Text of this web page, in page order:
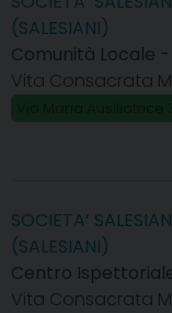
(SALESIANI)
Comunità Locale
Vita Consacrata
SOCIETA’
(SALESIANI)
Centro
Vita Consacrata